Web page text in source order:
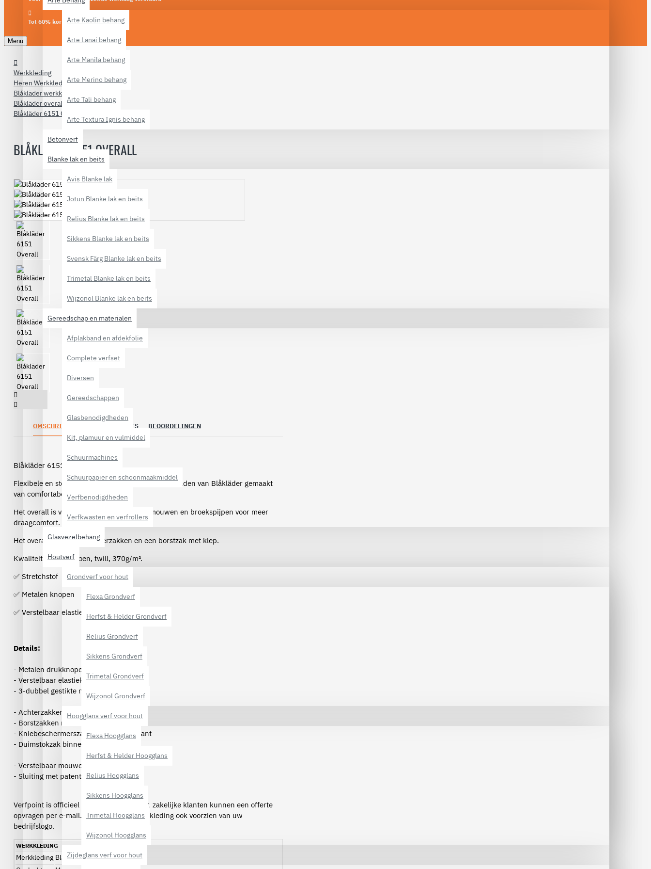
Arte Kaolin behang
Arte Lanai behang
Arte Manila behang
Arte Merino behang
Arte Tali behang
Arte Textura Ignis behang
Betonverf
Blanke lak en beits
Avis Blanke lak
Jotun Blanke lak en beits
Relius Blanke lak en beits
Sikkens Blanke lak en beits
Svensk Färg Blanke lak en beits
Trimetal Blanke lak en beits
Wijzonol Blanke lak en beits
Gereedschap en materialen
Afplakband en afdekfolie
Complete verfset
Diversen
Gereedschappen
Glasbenodigdheden
Kit, plamuur en vulmiddel
Schuurmachines
Schuurpapier en schoonmaakmiddel
Verfbenodigdheden
Verfkwasten en verfrollers
Glasvezelbehang
Houtverf
Grondverf voor hout
Flexa Grondverf
Herfst & Helder Grondverf
Relius Grondverf
Sikkens Grondverf
Trimetal Grondverf
Wijzonol Grondverf
Hoogglans verf voor hout
Flexa Hoogglans
Herfst & Helder Hoogglans
Relius Hoogglans
Sikkens Hoogglans
Trimetal Hoogglans
Wijzonol Hoogglans
Zijdeglans verf voor hout
Tot 60% korting
Menu
Werkkleding
Heren Werkkleding
Blåkläder werkkleding
Blåkläder overalls
Blåkläder 6151 Overall
BLÅKLÄDER 6151 OVERALL
OMSCHRIJVING SPECIFICATIES BEOORDELINGEN
Blåkläder 6151 Overall
Flexibele en sterke overall met 3 dubbel gestikte naden van Blåkläder gemaakt
van comfortabel materiaal.
Het overall is voorzien van voorgevormde mouwen en broekspijpen voor meer
draagcomfort.
Het overall heeft twee achterzakken en een borstzak met klep.
Kwaliteit: 100% katoen, twill, 370g/m².
✅ Stretchstof
✅ Metalen knopen
✅ Verstelbaar elastiek in de taille
Details:
- Metalen drukknopen
- Verstelbaar elastiek in taille
- 3-dubbel gestikte naden
- Achterzakken, versterkt
- Borstzakken met klep
- Kniebeschermerszakken aan buitenkant
- Duimstokzak binnenkant
- Verstelbaar mouweinde
- Sluiting met patentknopen
Verfpoint is officieel dealer van Blåkläder, zakelijke klanten kunnen een offerte
opvragen per e-mail. Wij kunnen de werkkleding ook voorzien van uw
bedrijfslogo.
WERKKLEDING
Merkkleding Blåkläder